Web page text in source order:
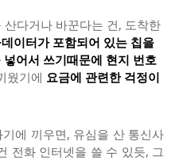
다거나 바꾼다는 건, 도착한
데이터가 포함되어 있는 칩을
어서 쓰기때문에 현지 번호
웠기에 요금에 관련한 걱정이
에 끼우면, 유심을 산 통신사
전화 인터넷을 쓸 수 있듯, 그